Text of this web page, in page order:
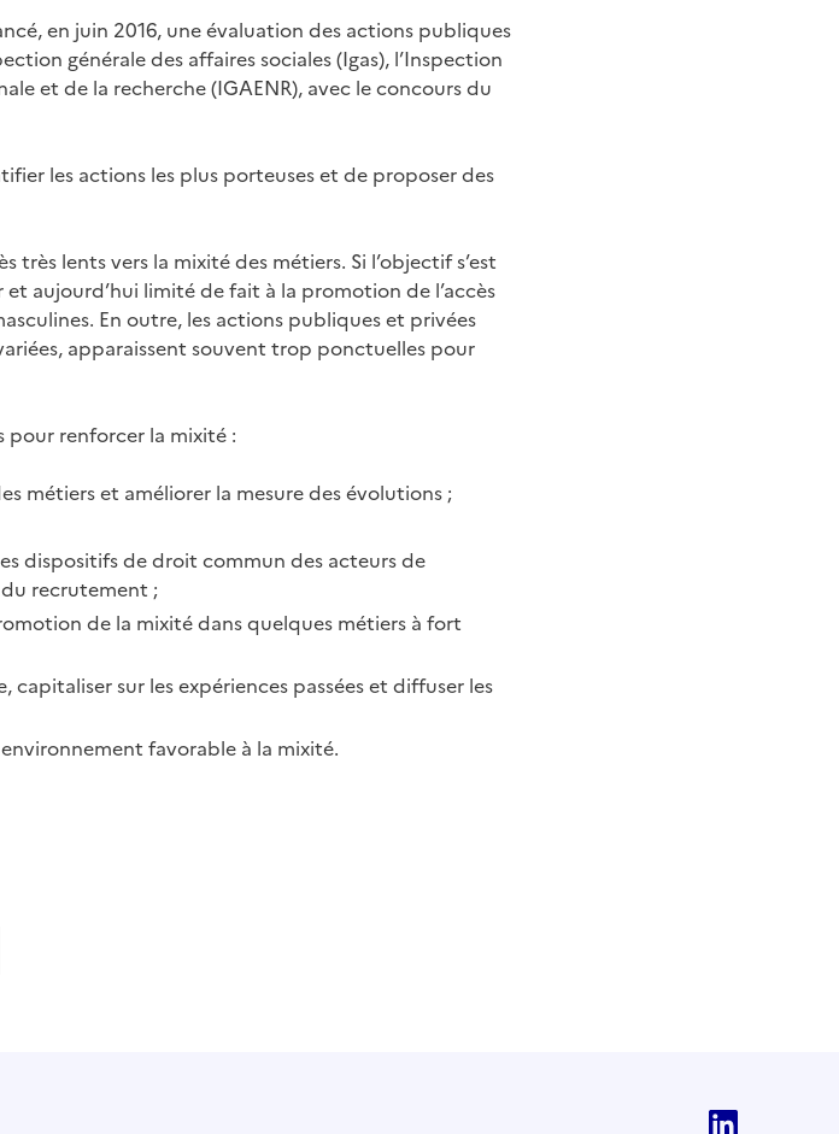
en juin 2016, une évaluation des actions publiques
générale des affaires sociales (Igas), l’Inspection
et de la recherche (IGAENR), avec le concours du
les actions les plus porteuses et de proposer des
lents vers la mixité des métiers. Si l’objectif s’est
aujourd’hui limité de fait à la promotion de l’accès
En outre, les actions publiques et privées
apparaissent souvent trop ponctuelles pour
pour renforcer la mixité :
métiers et améliorer la mesure des évolutions ;
dispositifs de droit commun des acteurs de
recrutement ;
de la mixité dans quelques métiers à fort
sur les expériences passées et diffuser les
favorable à la mixité.